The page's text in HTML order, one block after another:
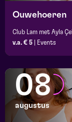
Ouwehoeren
v.a. € 5
Events
08
augustus